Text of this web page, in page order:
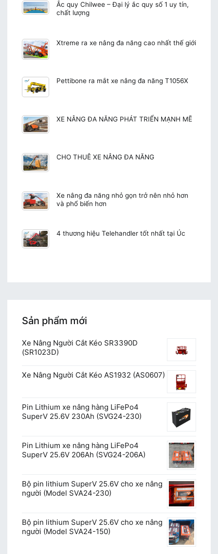
Ắc quy Chilwee – Đại lý ắc quy số 1 uy tín,
chất lượng
Xtreme ra xe nâng đa năng cao nhất thế giới
Pettibone ra mắt xe nâng đa năng T1056X
XE NÂNG ĐA NĂNG PHÁT TRIỂN MẠNH MẼ
CHO THUÊ XE NÂNG ĐA NĂNG
Xe nâng đa năng nhỏ gọn trở nên nhỏ hơn
và phổ biến hơn
4 thương hiệu Telehandler tốt nhất tại Úc
Sản phẩm mới
Xe Nâng Người Cắt Kéo SR3390D
(SR1023D)
Xe Nâng Người Cắt Kéo AS1932 (AS0607)
Pin Lithium xe nâng hàng LiFePo4
SuperV 25.6V 230Ah (SVG24-230)
Pin Lithium xe nâng hàng LiFePo4
SuperV 25.6V 206Ah (SVG24-206A)
Bộ pin lithium SuperV 25.6V cho xe nâng
người (Model SVA24-230)
Bộ pin lithium SuperV 25.6V cho xe nâng
người (Model SVA24-150)